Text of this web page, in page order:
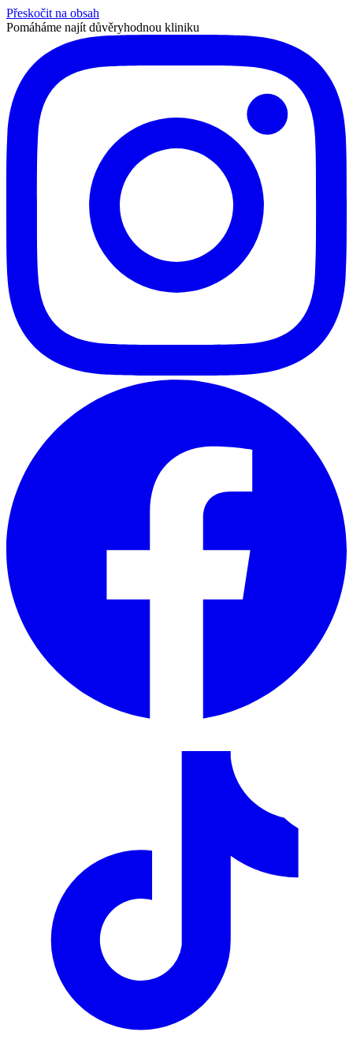
Přeskočit na obsah
Pomáháme najít důvěryhodnou kliniku